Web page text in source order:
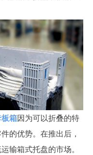
箱因为可以折叠的特
的优势。在推出后，
输箱式托盘的市场。